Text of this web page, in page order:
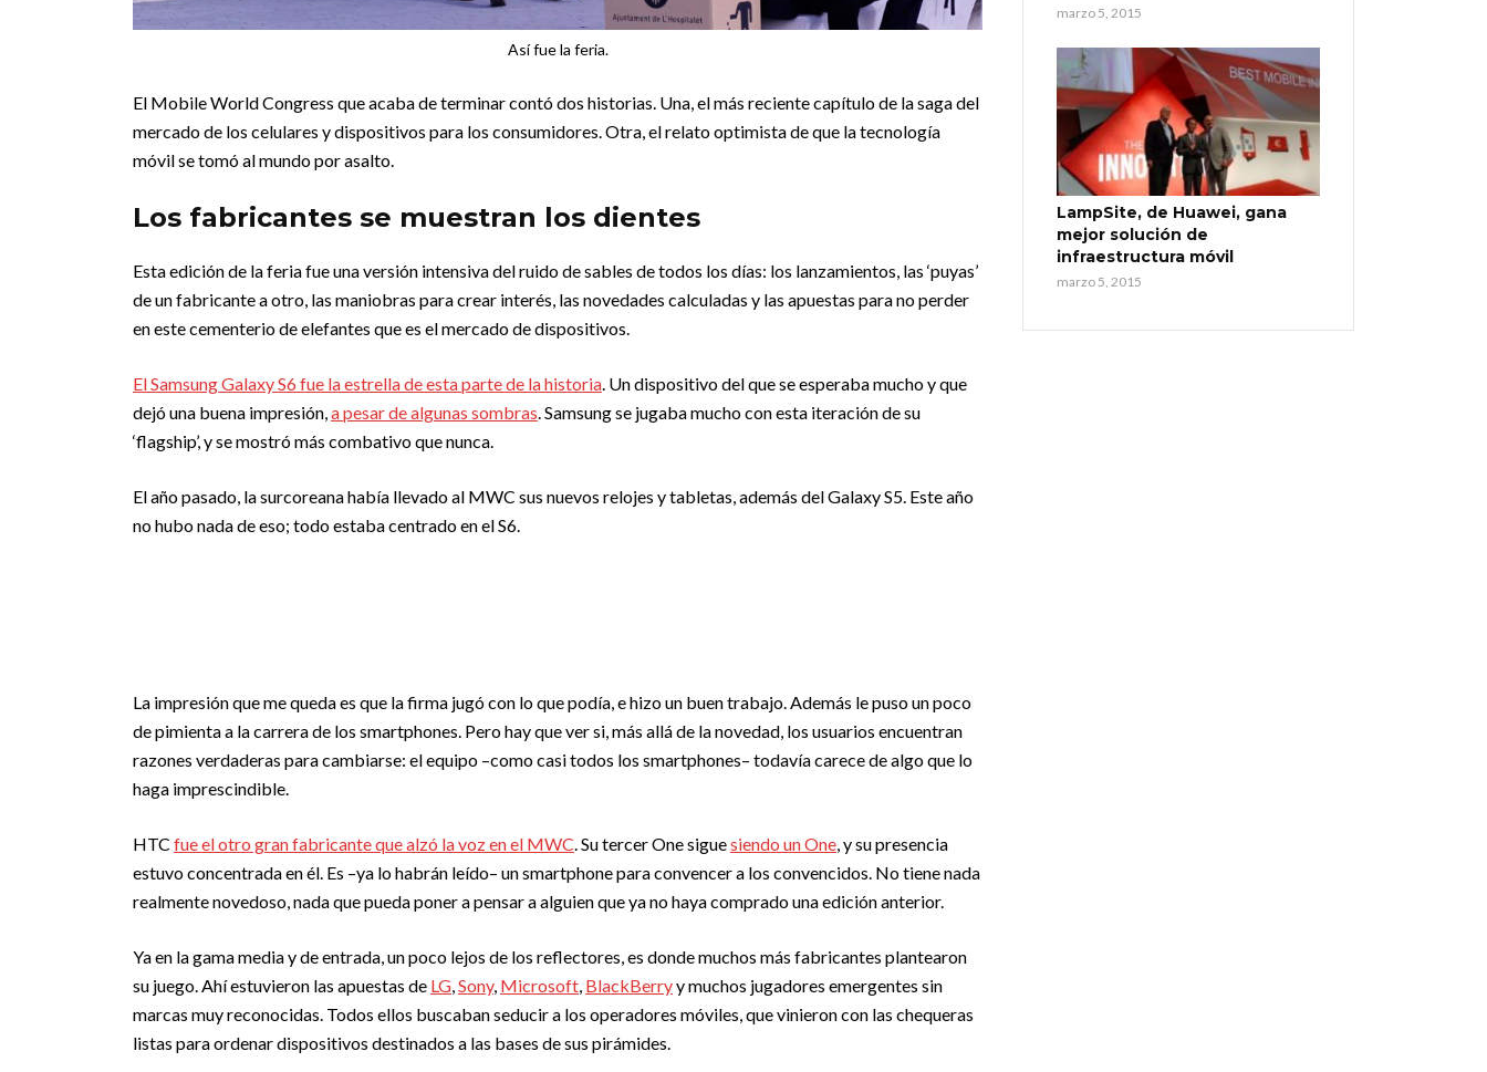
Así fue la feria.
El Mobile World Congress que acaba de terminar contó dos historias. Una, el más reciente capítulo de la saga del
mercado de los celulares y dispositivos para los consumidores. Otra, el relato optimista de que la tecnología
móvil se tomó al mundo por asalto.
Los fabricantes se muestran los dientes
Esta edición de la feria fue una versión intensiva del ruido de sables de todos los días: los lanzamientos, las ‘puyas’
de un fabricante a otro, las maniobras para crear interés, las novedades calculadas y las apuestas para no perder
en este cementerio de elefantes que es el mercado de dispositivos.
El Samsung Galaxy S6 fue la estrella de esta parte de la historia. Un dispositivo del que se esperaba mucho y que
dejó una buena impresión,a pesar de algunas sombras. Samsung se jugaba mucho con esta iteración de su
‘flagship’, y se mostró más combativo que nunca.
El año pasado, la surcoreana había llevado al MWC sus nuevos relojes y tabletas, además del Galaxy S5. Este año
no hubo nada de eso; todo estaba centrado en el S6.
La impresión que me queda es que la firma jugó con lo que podía, e hizo un buen trabajo. Además le puso un poco
de pimienta a la carrera de los smartphones. Pero hay que ver si, más allá de la novedad, los usuarios encuentran
razones verdaderas para cambiarse: el equipo –como casi todos los smartphones– todavía carece de algo que lo
haga imprescindible.
HTC fue el otro gran fabricante que alzó la voz en el MWC. Su tercer One siguesiendo un One, y su presencia
estuvo concentrada en él. Es –ya lo habrán leído– un smartphone para convencer a los convencidos. No tiene nada
realmente novedoso, nada que pueda poner a pensar a alguien que ya no haya comprado una edición anterior.
Ya en la gama media y de entrada, un poco lejos de los reflectores, es donde muchos más fabricantes plantearon
su juego. Ahí estuvieron las apuestas de LG,Sony, Microsoft, BlackBerryy muchos jugadores emergentes sin
marcas muy reconocidas. Todos ellos buscaban seducir a los operadores móviles, que vinieron con las chequeras
listas para ordenar dispositivos destinados a las bases de sus pirámides.
marzo 5, 2015
LampSite, de Huawei, gana
mejor solución de
infraestructura móvil
marzo 5, 2015